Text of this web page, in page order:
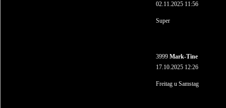
02.11.2025 11:56
Super
3999 Mark-Tine
17.10.2025 12:26
Freitag u Samstag